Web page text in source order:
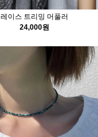
레이스 트리밍 머풀러
24,000원